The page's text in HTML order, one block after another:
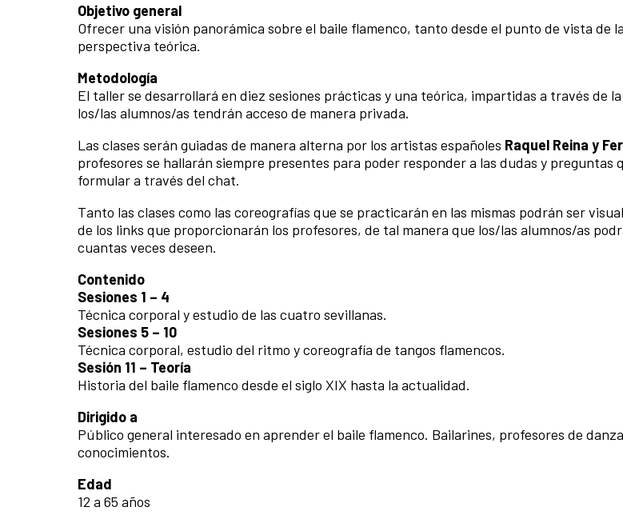
Objetivo general
Ofrecer una visión panorámica sobre el baile flamenco, tanto desde el punto de vista de
perspectiva teórica.
Metodología
El taller se desarrollará en diez sesiones prácticas y una teórica, impartidas a través de
los/las alumnos/as tendrán acceso de manera privada.
Las clases serán guiadas de manera alterna por los artistas españoles Raquel Reina y
profesores se hallarán siempre presentes para poder responder a las dudas y preguntas
formular a través del chat.
Tanto las clases como las coreografías que se practicarán en las mismas podrán ser
de los links que proporcionarán los profesores, de tal manera que los/las alumnos/as
cuantas veces deseen.
Contenido
Sesiones 1 – 4
Técnica corporal y estudio de las cuatro sevillanas.
Sesiones 5 – 10
Técnica corporal, estudio del ritmo y coreografía de tangos flamencos.
Sesión 11 – Teoría
Historia del baile flamenco desde el siglo XIX hasta la actualidad.
Dirigido a
Público general interesado en aprender el baile flamenco. Bailarines, profesores de
conocimientos.
Edad
12 a 65 años